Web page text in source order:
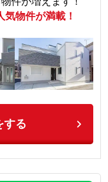
気物件が満載！
する